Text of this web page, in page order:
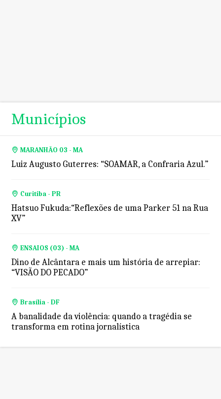
Municípios
MARANHÃO 03 - MA
Luiz Augusto Guterres: “SOAMAR, a Confraria Azul.”
Curitiba - PR
Hatsuo Fukuda:“Reflexões de uma Parker 51 na Rua
XV”
ENSAIOS (03) - MA
Dino de Alcântara e mais um história de arrepiar:
“VISÃO DO PECADO”
Brasília - DF
A banalidade da violência: quando a tragédia se
transforma em rotina jornalística